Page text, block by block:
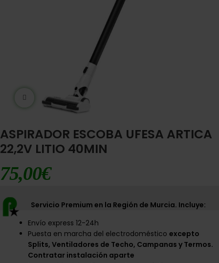
Ampliar imágen
ASPIRADOR ESCOBA UFESA ARTICA
22,2V LITIO 40MIN
75,00€
Servicio Premium en la Región de Murcia. Incluye:
Envío express 12-24h
Puesta en marcha del electrodomésticoexcepto
Splits, Ventiladores de Techo, Campanas y Termos.
Contratar instalación aparte